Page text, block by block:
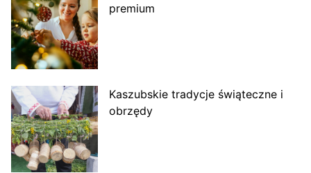
premium
Kaszubskie tradycje świąteczne i
obrzędy